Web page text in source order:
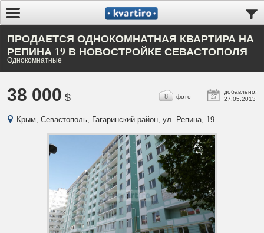
ПРОДАЕТСЯ ОДНОКОМНАТНАЯ КВАРТИРА НА
РЕПИНА 19 В НОВОСТРОЙКЕ СЕВАСТОПОЛЯ
Однокомнатные
38 000 $ 27
добавлено:
27.05.2013
8 фото
Крым, Севастополь, Гагаринский район, ул. Репина, 19